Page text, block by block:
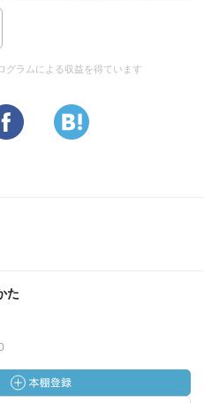
グラムによる収益を得ています
た